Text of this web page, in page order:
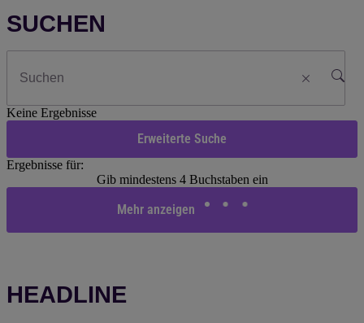
SUCHEN
Keine Ergebnisse
Erweiterte Suche
Ergebnisse für:
Gib mindestens 4 Buchstaben ein
Mehr anzeigen
HEADLINE